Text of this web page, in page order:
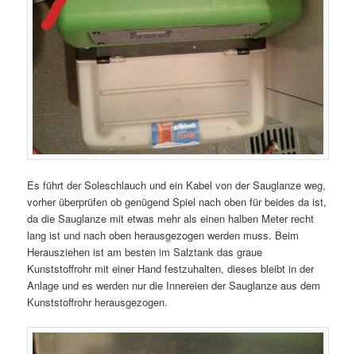
Es führt der Soleschlauch und ein Kabel von der Sauglanze weg,
vorher überprüfen ob genügend Spiel nach oben für beides da ist,
da die Sauglanze mit etwas mehr als einen halben Meter recht
lang ist und nach oben herausgezogen werden muss. Beim
Herausziehen ist am besten im Salztank das graue
Kunststoffrohr mit einer Hand festzuhalten, dieses bleibt in der
Anlage und es werden nur die Innereien der Sauglanze aus dem
Kunststoffrohr herausgezogen.